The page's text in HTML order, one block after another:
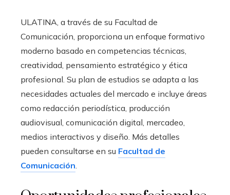
ULATINA, a través de su Facultad de
Comunicación, proporciona un enfoque formativo
moderno basado en competencias técnicas,
creatividad, pensamiento estratégico y ética
profesional. Su plan de estudios se adapta a las
necesidades actuales del mercado e incluye áreas
como redacción periodística, producción
audiovisual, comunicación digital, mercadeo,
medios interactivos y diseño. Más detalles
pueden consultarse en su Facultad de
Comunicación